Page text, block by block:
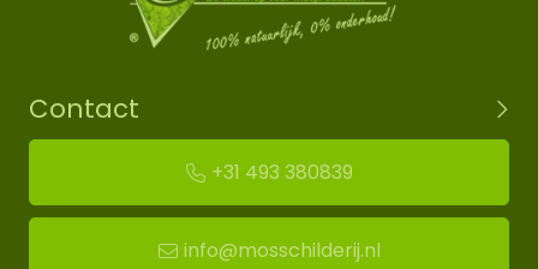
Contact
+31 493 380839
info@mosschilderij.nl